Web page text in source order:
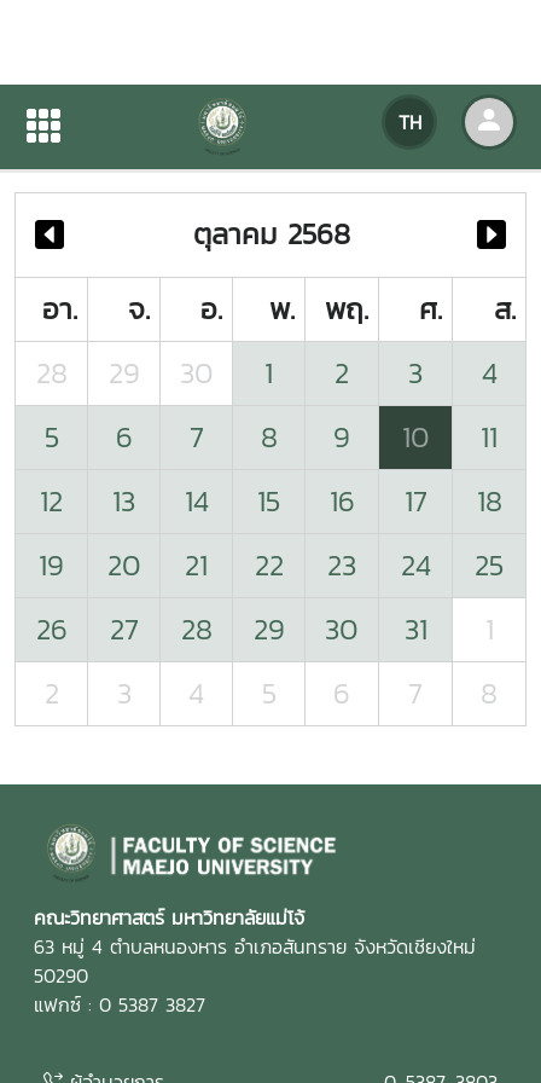
TH
ปฏิทินกิจกรรมของหน่วยงาน
ปฏิทินกิจกรรมของหน่วยงาน
ตุลาคม 2568
อา.
จ. อ. พ. พฤ. ศ.
ส.
28
29 30 1 2 3
4
5
6 7 8 9 10
11
12
13 14 15 16 17
18
19
20 21 22 23 24
25
26
27 28 29 30 31
1
2
3 4 5 6 7 8
คณะวิทยาศาสตร์ มหาวิทยาลัยแม่โจ้
63 หมู่ 4 ตำบลหนองหาร อำเภอสันทราย จังหวัดเชียงใหม่
50290
แฟกซ์ : 0 5387 3827